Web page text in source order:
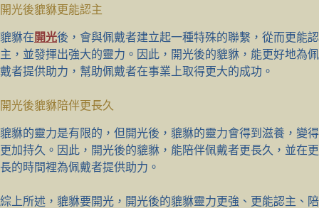
開光後貔貅更能認主
貔貅在 開光後，會與佩戴者建立起一種特殊的聯繫，從而更能認
主，並發揮出強大的靈力。因此，開光後的貔貅，能更好地為佩
戴者提供助力，幫助佩戴者在事業上取得更大的成功。
開光後貔貅陪伴更長久
貔貅的靈力是有限的，但開光後，貔貅的靈力會得到滋養，變得
更加持久。因此，開光後的貔貅，能陪伴佩戴者更長久，並在更
長的時間裡為佩戴者提供助力。
綜上所述，貔貅要開光，開光後的貔貅靈力更強、更能認主、陪